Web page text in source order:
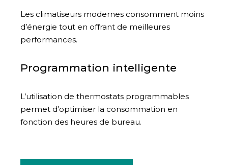
Les climatiseurs modernes consomment moins
d’énergie tout en offrant de meilleures
performances.
Programmation intelligente
L’utilisation de thermostats programmables
permet d’optimiser la consommation en
fonction des heures de bureau.